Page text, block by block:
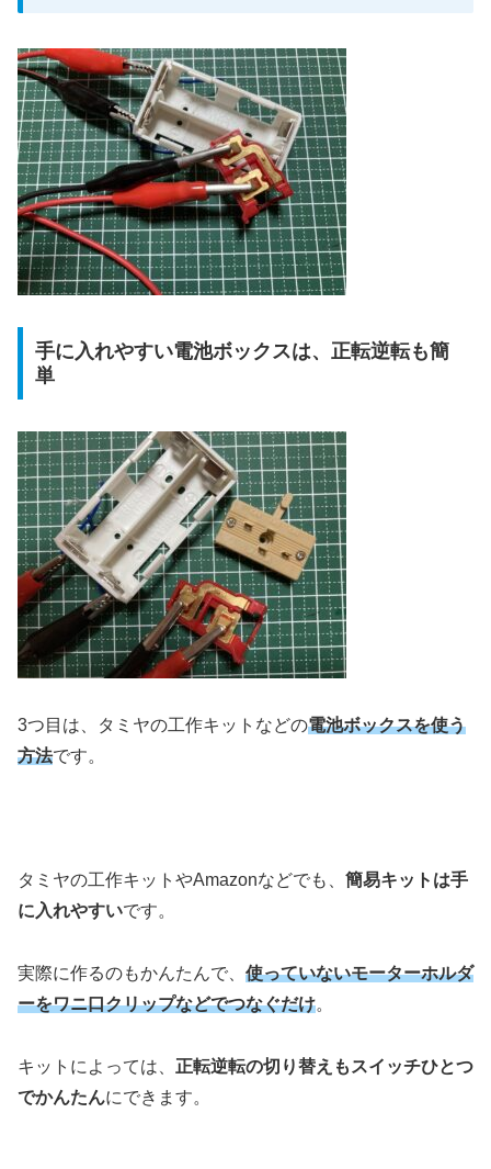
手に入れやすい電池ボックスは、正転逆転も簡
単
3つ目は、タミヤの工作キットなどの電池ボックスを使う
方法です。
タミヤの工作キットやAmazonなどでも、 簡易キットは手
に入れやすいです。
実際に作るのもかんたんで、 使っていないモーターホルダ
ーをワニ口クリップなどでつなぐだけ。
キットによっては、 正転逆転の切り替えもスイッチひとつ
でかんたんにできます。